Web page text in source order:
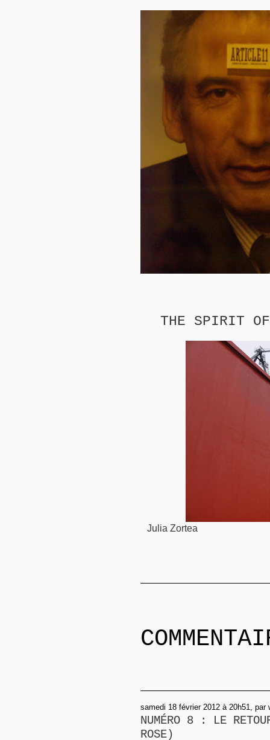
THE SPIRIT
Julia Zortea
samedi 18 février 2012 à 20h51, par
NUMÉRO 8 : LE
ROSE)